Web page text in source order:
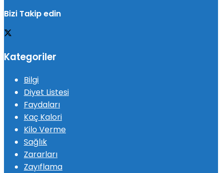
Bizi Takip edin
Kategoriler
Bilgi
Diyet Listesi
Faydaları
Kaç Kalori
Kilo Verme
Sağlık
Zararları
Zayıflama